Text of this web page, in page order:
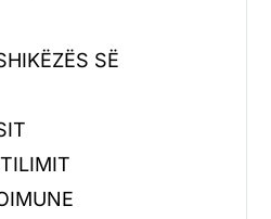
SË